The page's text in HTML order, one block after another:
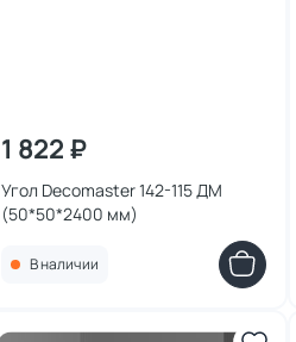
1 822 ₽
Угол Decomaster 142-115 ДМ
(50*50*2400 мм)
В наличии